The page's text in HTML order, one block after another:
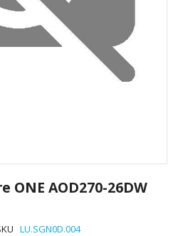
ONE AOD270-26DW
LU.SGN0D.004